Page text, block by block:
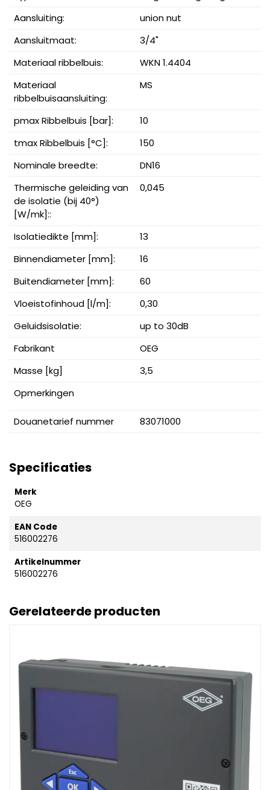
Aansluiting:
union nut
Aansluitmaat:
3/4"
Materiaal ribbelbuis:
WKN 1.4404
Materiaal
ribbelbuisaansluiting:
MS
pmax Ribbelbuis [bar]:
10
tmax Ribbelbuis [°C]:
150
Nominale breedte:
DN16
Thermische geleiding van
de isolatie (bij 40°)
[W/mk]::
0,045
Isolatiedikte [mm]:
13
Binnendiameter [mm]:
16
Buitendiameter [mm]:
60
Vloeistofinhoud [l/m]:
0,30
Geluidsisolatie:
up to 30dB
Fabrikant
OEG
Masse [kg]
3,5
Opmerkingen
Douanetarief nummer 83071000
Specificaties
Merk
OEG
EAN Code
516002276
Artikelnummer
516002276
Gerelateerde producten